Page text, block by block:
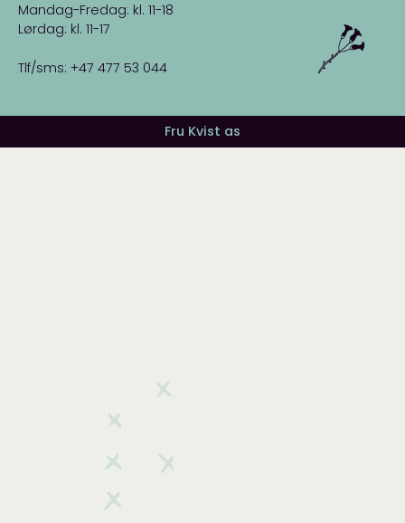
Mandag-Fredag: kl. 11-18
Lørdag: kl. 11-17
Tlf/sms: +47 477 53 044
Fru Kvist as